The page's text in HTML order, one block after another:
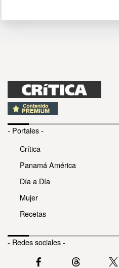
- Portales -
Crítica
Panamá América
Día a Día
Mujer
Recetas
- Redes sociales -